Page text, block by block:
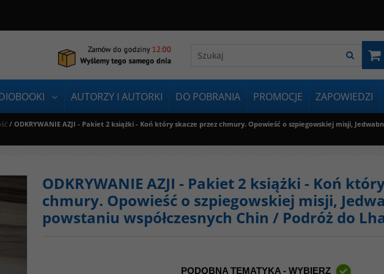
AUTORZY I AUTORKI DO POBRANIA PROMOCJE ZAPOWIEDZI
/ ODKRYWANIE AZJI - Pakiet 2 książki - Koń który skacze przez chmury. Opowieść o szpiegowskiej misji,
ODKRYWANIE AZJI - Pakiet 2 książki - Koń
chmury. Opowieść o szpiegowskiej misji,
powstaniu współczesnych Chin / Podróż do
PODOBNA TEMATYKA - WYBIERZ